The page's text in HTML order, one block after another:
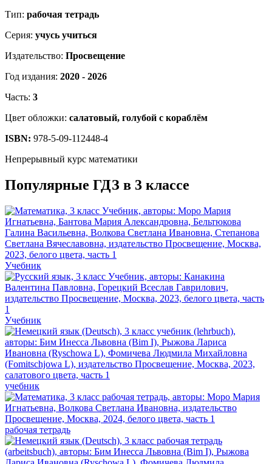
Тип: рабочая тетрадь
Серия: учусь учиться
Издательство: Просвещение
Год издания: 2020 - 2026
Часть: 3
Цвет обложки: салатовый, голубой с кораблём
ISBN: 978-5-09-112448-4
Непрерывный курс математики
Популярные ГДЗ в 3 классе
Учебник
Учебник
учебник
рабочая тетрадь